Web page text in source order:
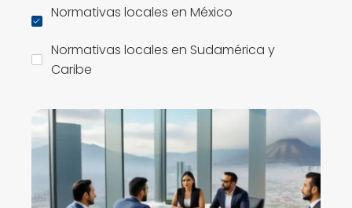
Normativas locales en México
Normativas locales en Sudamérica y
Caribe